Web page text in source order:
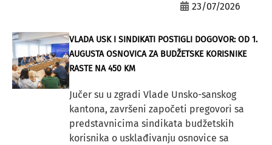
23/07/2026
VLADA USK I SINDIKATI POSTIGLI DOGOVOR: OD 1.
AUGUSTA OSNOVICA ZA BUDŽETSKE KORISNIKE
RASTE NA 450 KM
Jučer su u zgradi Vlade Unsko-sanskog
kantona, završeni započeti pregovori sa
predstavnicima sindikata budžetskih
korisnika o usklađivanju osnovice sa